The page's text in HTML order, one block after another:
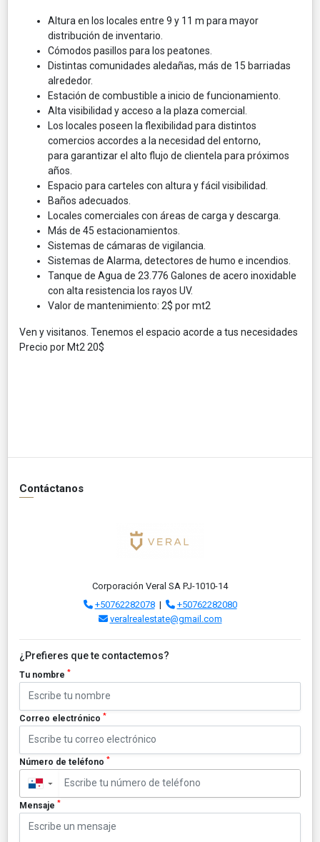
Altura en los locales entre 9 y 11 m para mayor
distribución de inventario.
Cómodos pasillos para los peatones.
Distintas comunidades aledañas, más de 15 barriadas
alrededor.
Estación de combustible a inicio de funcionamiento.
Alta visibilidad y acceso a la plaza comercial.
Los locales poseen la flexibilidad para distintos
comercios accordes a la necesidad del entorno,
para garantizar el alto flujo de clientela para próximos
años.
Espacio para carteles con altura y fácil visibilidad.
Baños adecuados.
Locales comerciales con áreas de carga y descarga.
Más de 45 estacionamientos.
Sistemas de cámaras de vigilancia.
Sistemas de Alarma, detectores de humo e incendios.
Tanque de Agua de 23.776 Galones de acero inoxidable
con alta resistencia los rayos UV.
Valor de mantenimiento: 2$ por mt2
Ven y visitanos. Tenemos el espacio acorde a tus necesidades
Precio por Mt2 20$
Contáctanos
Corporación Veral SA PJ-1010-14
+50762282078|
+50762282080
veralrealestate@gmail.com
¿Prefieres que te contactemos?
Tu nombre *
Correo electrónico *
Número de teléfono *
▼
Mensaje *